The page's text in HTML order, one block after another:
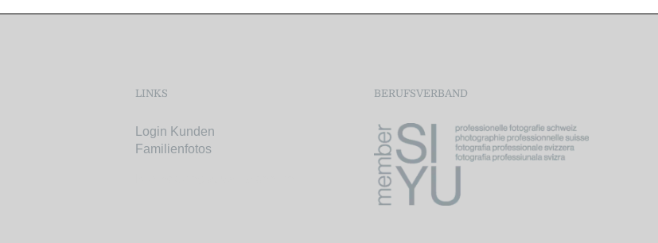
LINKS
Login Kunden
Familienfotos
BERUFSVERBAND